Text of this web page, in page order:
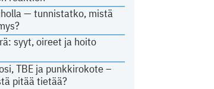
— tunnistatko, mistä
syyt, oireet ja hoito
TBE ja punkkirokote –
pitää tietää?